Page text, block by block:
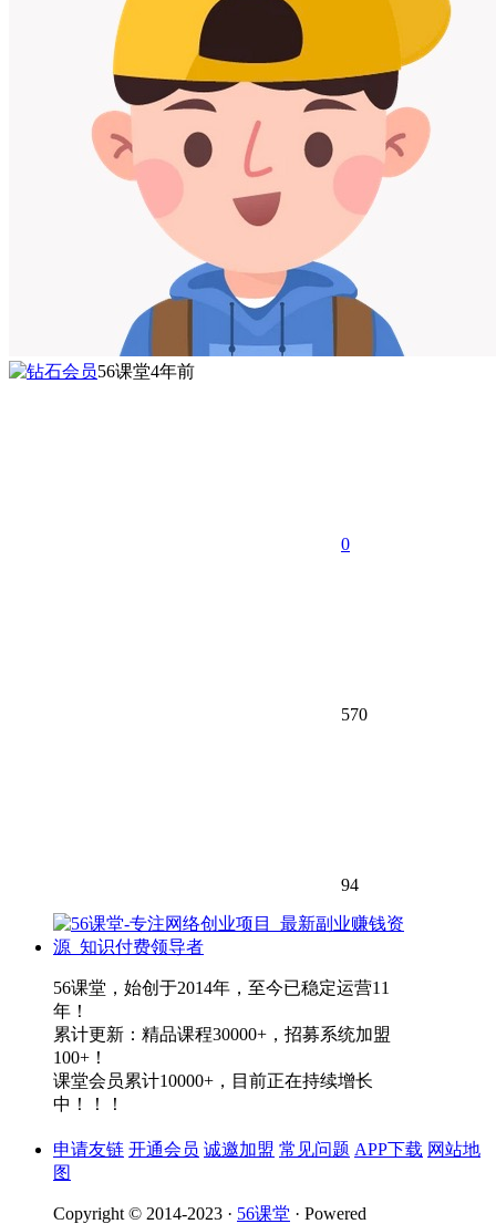
56课堂4年前
0
570
94
56课堂，始创于2014年，至今已稳定运营11
年！
累计更新：精品课程30000+，招募系统加盟
100+！
课堂会员累计10000+，目前正在持续增长
中！！！
申请友链 开通会员 诚邀加盟 常见问题 APP下载 网站地
图
Copyright © 2014-2023 · 56课堂 · Powered